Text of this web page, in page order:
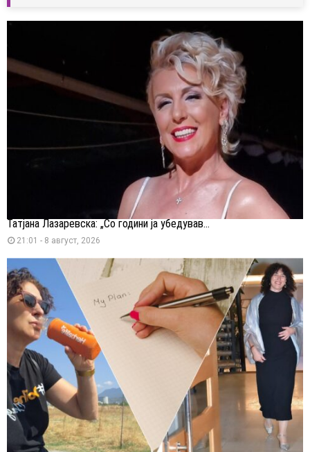
Татјана Лазаревска: „Со години ја убедував...
21:01 - 8 август, 2026